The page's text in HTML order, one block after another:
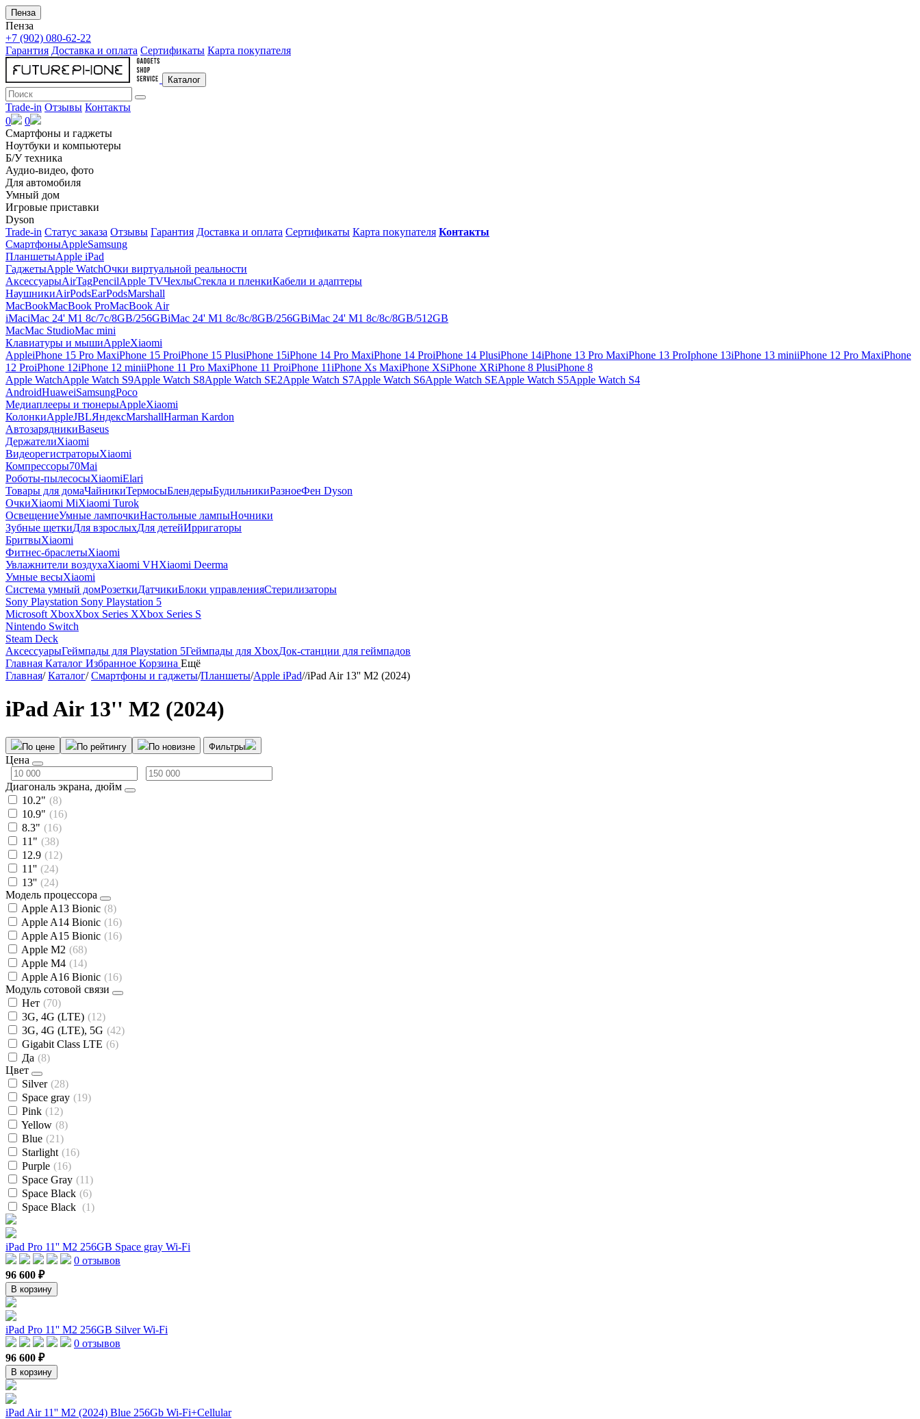
Пенза
Пенза
+7 (902) 080-62-22
Гарантия Доставка и оплата Сертификаты Карта покупателя
Каталог
Trade-in Отзывы Контакты
0
0
Смартфоны и гаджеты
Ноутбуки и компьютеры
Б/У техника
Аудио-видео, фото
Для автомобиля
Умный дом
Игровые приставки
Dyson
Trade-in Статус заказа Отзывы Гарантия Доставка и оплата Сертификаты Карта покупателя Контакты
СмартфоныAppleSamsung
ПланшетыApple iPad
ГаджетыApple WatchОчки виртуальной реальности
АксессуарыAirTagPencilApple TVЧехлыСтекла и пленкиКабели и адаптеры
НаушникиAirPodsEarPodsMarshall
MacBookMacBook ProMacBook Air
iMaciMac 24' M1 8c/7c/8GB/256GBiMac 24' M1 8c/8c/8GB/256GBiMac 24' M1 8c/8c/8GB/512GB
MacMac StudioMac mini
Клавиатуры и мышиAppleXiaomi
AppleiPhone 15 Pro MaxiPhone 15 ProiPhone 15 PlusiPhone 15iPhone 14 Pro MaxiPhone 14 ProiPhone 14 PlusiPhone 14iPhone 13 Pro MaxiPhone 13 ProIphone 13iPhone 13 miniiPhone 12 Pro MaxiPhone
12 ProiPhone 12iPhone 12 miniiPhone 11 Pro MaxiPhone 11 ProiPhone 11iPhone Xs MaxiPhone XSiPhone XRiPhone 8 PlusiPhone 8
Apple WatchApple Watch S9Apple Watch S8Apple Watch SE2Apple Watch S7Apple Watch S6Apple Watch SEApple Watch S5Apple Watch S4
AndroidHuaweiSamsungPoco
Медиаплееры и тюнерыAppleXiaomi
КолонкиAppleJBLЯндексMarshallHarman Kardon
АвтозарядникиBaseus
ДержателиXiaomi
ВидеорегистраторыXiaomi
Компрессоры70Mai
Роботы-пылесосыXiaomiElari
Товары для домаЧайникиТермосыБлендерыБудильникиРазноеФен Dyson
ОчкиXiaomi MiXiaomi Turok
ОсвещениеУмные лампочкиНастольные лампыНочники
Зубные щеткиДля взрослыхДля детейИрригаторы
БритвыXiaomi
Фитнес-браслетыXiaomi
Увлажнители воздухаXiaomi VHXiaomi Deerma
Умные весыXiaomi
Система умный домРозеткиДатчикиБлоки управленияСтерилизаторы
Sony Playstation Sony Playstation 5
Microsoft XboxXbox Series XXbox Series S
Nintendo Switch
Steam Deck
АксессуарыГеймпады для Playstation 5Геймпады для XboxДок-станции для геймпадов
Главная Каталог Избранное Корзина Ещё
Главная/ Каталог/ Смартфоны и гаджеты/Планшеты/Apple iPad//iPad Air 13'' M2 (2024)
iPad Air 13'' M2 (2024)
По цене По рейтингу По новизне Фильтры
Цена
Диагональ экрана, дюйм
10.2" (8)
10.9" (16)
8.3" (16)
11" (38)
12.9 (12)
11'' (24)
13'' (24)
Модель процессора
Apple A13 Bionic (8)
Apple A14 Bionic (16)
Apple A15 Bionic (16)
Apple M2 (68)
Apple M4 (14)
Apple A16 Bionic (16)
Модуль сотовой связи
Нет (70)
3G, 4G (LTE) (12)
3G, 4G (LTE), 5G (42)
Gigabit Class LTE (6)
Да (8)
Цвет
Silver (28)
Space gray (19)
Pink (12)
Yellow (8)
Blue (21)
Starlight (16)
Purple (16)
Space Gray (11)
Space Black (6)
Space Black (1)
iPad Pro 11'' M2 256GB Space gray Wi-Fi
0 отзывов
96 600 ₽
В корзину
iPad Pro 11'' M2 256GB Silver Wi-Fi
0 отзывов
96 600 ₽
В корзину
iPad Air 11'' M2 (2024) Blue 256Gb Wi-Fi+Cellular